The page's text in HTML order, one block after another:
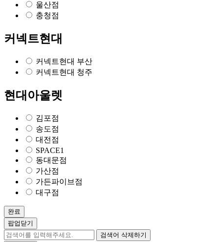
울산점
충청점
커넥트현대
커넥트현대 부산
커넥트현대 청주
현대아울렛
김포점
송도점
대전점
SPACE1
동대문점
가산점
가든파이브점
대구점
완료
팝업닫기
검색어 삭제하기